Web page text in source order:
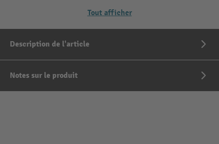
Tout afficher
Description de l'article
Notes sur le produit